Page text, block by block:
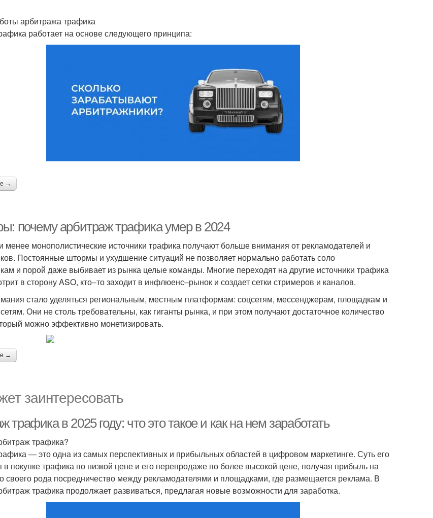
арбитража трафика
работает на основе следующего принципа:
→
почему арбитраж трафика умер в 2024
менее монополистические источники трафика получают больше внимания от рекламодателей и
Постоянные штормы и ухудшение ситуаций не позволяет нормально работать соло
и порой даже выбивает из рынка целые команды. Многие переходят на другие источники трафика
в сторону ASO, кто–то заходит в инфлюенс–рынок и создает сетки стримеров и каналов.
стало уделяться региональным, местным платформам: соцсетям, мессенджерам, площадкам и
Они не столь требовательны, как гиганты рынка, и при этом получают достаточное количество
можно эффективно монетизировать.
→
заинтересовать
трафика в 2025 году: что это такое и как на нем заработать
трафика?
— это одна из самых перспективных и прибыльных областей в цифровом маркетинге. Суть его
в покупке трафика по низкой цене и его перепродаже по более высокой цене, получая прибыль на
своего рода посредничество между рекламодателями и площадками, где размещается реклама. В
трафика продолжает развиваться, предлагая новые возможности для заработка.